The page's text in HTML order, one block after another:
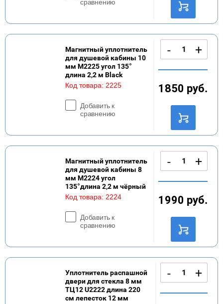
сравнению
Код товара: 2225
Добавить к
сравнению
Магнитный уплотнитель
для душевой кабины 10
мм M2225 угол 135°
длина 2,2 м Black
- +
1850 руб.
Код товара: 2224
Добавить к
сравнению
Магнитный уплотнитель
для душевой кабины 8
мм M2224 угол
135°длина 2,2 м чёрный
- +
1990 руб.
Уплотнитель распашной
двери для стекла 8 мм
ТЦ12 U2222 длина 220
см лепесток 12 мм
- +